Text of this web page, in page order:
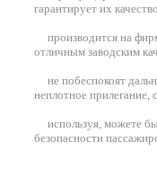
гарантирует их
производится на
отличным заводским
не побеспокоят
неплотное прилегание,
используя, можете
безопасности